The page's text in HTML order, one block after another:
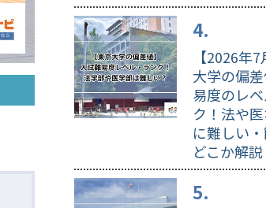
【2026年
大学の偏
易度のレ
ク！法や
に難しい
どこか解説